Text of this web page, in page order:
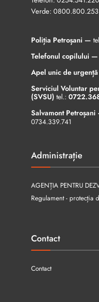
Verde: 0800.800.253
Poliția Petroșani —
Telefonul copilului —
Apel unic de
Serviciul Voluntar
(SVSU) tel.:
Salvamont
0734.339.741
Administrație
AGENȚIA PENTRU
Regulament - protecția
Contact
Contact